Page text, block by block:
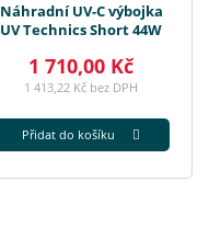
Náhradní UV-C výbojka
UV Technics Short 44W
1 710,00 Kč
1 413,22 Kč bez DPH
Přidat do košíku